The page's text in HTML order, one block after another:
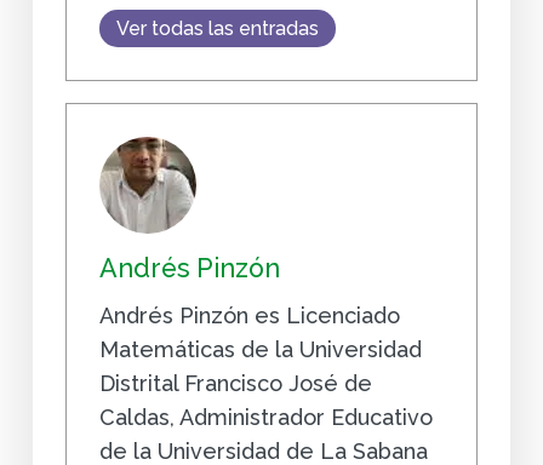
Ver todas las entradas
Andrés Pinzón
Andrés Pinzón es Licenciado
Matemáticas de la Universidad
Distrital Francisco José de
Caldas, Administrador Educativo
de la Universidad de La Sabana